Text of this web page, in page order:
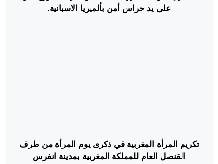
على يد حراس أمن بألميريا الاسبانية.
تكريم المرأة المغربية في ذكرى يوم المرأة من طرف
القنصل العام للمملكة المغربية بمدينة انفرس